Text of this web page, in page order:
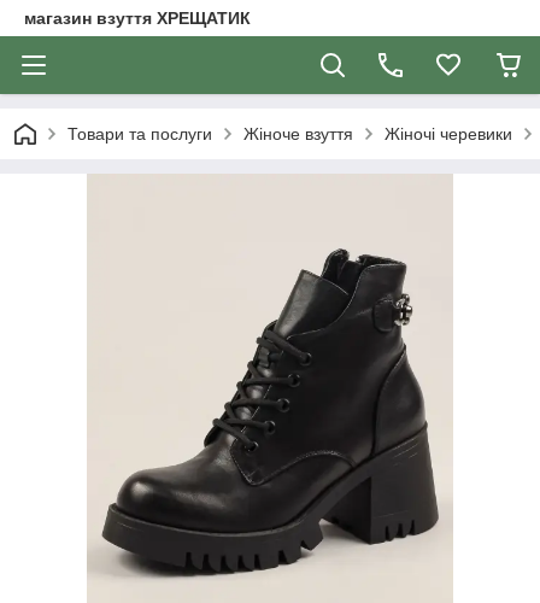
магазин взуття ХРЕЩАТИК
Товари та послуги Жіноче взуття Жіночі черевики